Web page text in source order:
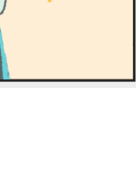
與高中育才輔助系統